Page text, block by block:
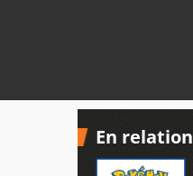
En relation